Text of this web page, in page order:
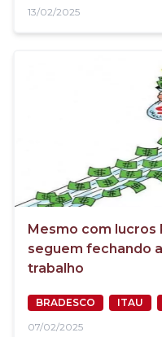
13/02/2025
Mesmo com lucros
seguem fechando
trabalho
BRADESCO ITAU
07/02/2025